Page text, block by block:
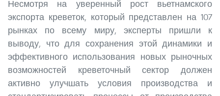
Несмотря на уверенный рост вьетнамского
экспорта креветок, который представлен на 107
рынках по всему миру, эксперты пришли к
выводу, что для сохранения этой динамики и
эффективного использования новых рыночных
возможностей креветочный сектор должен
активно улучшать условия производства и